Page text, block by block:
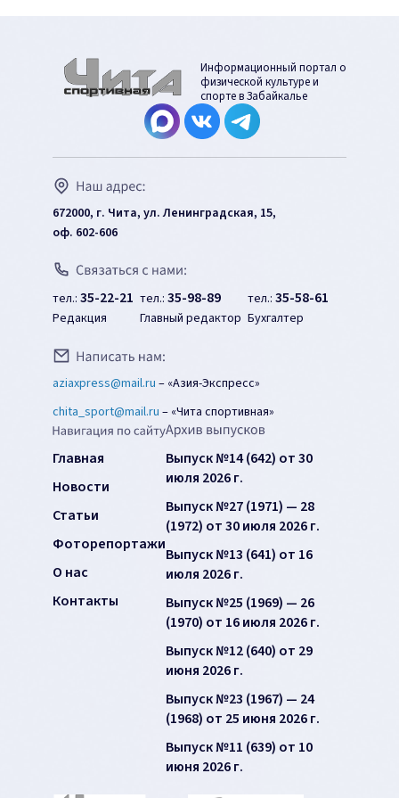
Информационный портал о
физической культуре и
спорте в Забайкалье
672000, г. Чита, ул. Ленинградская, 15,
оф. 602-606
тел.: 35-22-21
Редакция
тел.: 35-98-89
Главный редактор
тел.: 35-58-61
Бухгалтер
aziaxpress@mail.ru – «Азия-Экспресс»
chita_sport@mail.ru – «Чита спортивная»
Главная
Новости
Статьи
Фоторепортажи
О нас
Контакты
Выпуск №14 (642) от 30
июля 2026 г.
Выпуск №27 (1971) — 28
(1972) от 30 июля 2026 г.
Выпуск №13 (641) от 16
июля 2026 г.
Выпуск №25 (1969) — 26
(1970) от 16 июля 2026 г.
Выпуск №12 (640) от 29
июня 2026 г.
Выпуск №23 (1967) — 24
(1968) от 25 июня 2026 г.
Выпуск №11 (639) от 10
июня 2026 г.